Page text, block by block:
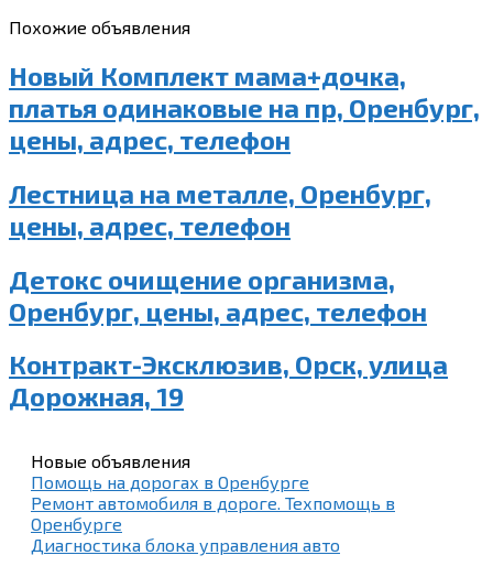
Похожие объявления
Новый Комплект мама+дочка,
платья одинаковые на пр, Оренбург,
цены, адрес, телефон
Лестница на металле, Оренбург,
цены, адрес, телефон
Детокс очищение организма,
Оренбург, цены, адрес, телефон
Контракт-Эксклюзив, Орск, улица
Дорожная, 19
Новые объявления
Помощь на дорогах в Оренбурге
Ремонт автомобиля в дороге. Техпомощь в
Оренбурге
Диагностика блока управления авто